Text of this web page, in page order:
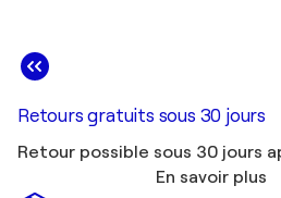
Retours gratuits sous 30 jours
Retour possible sous 30 jours
En savoir plus